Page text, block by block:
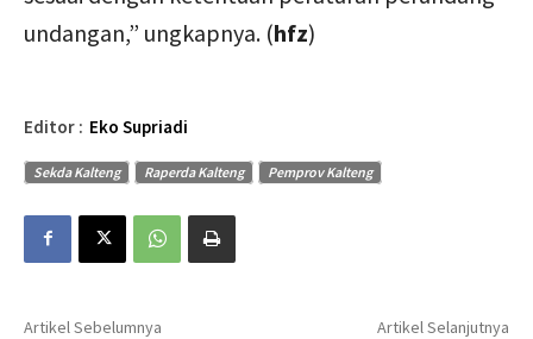
undangan,” ungkapnya. (hfz)
Editor : Eko Supriadi
Sekda Kalteng Raperda Kalteng Pemprov Kalteng
Artikel Sebelumnya Artikel Selanjutnya